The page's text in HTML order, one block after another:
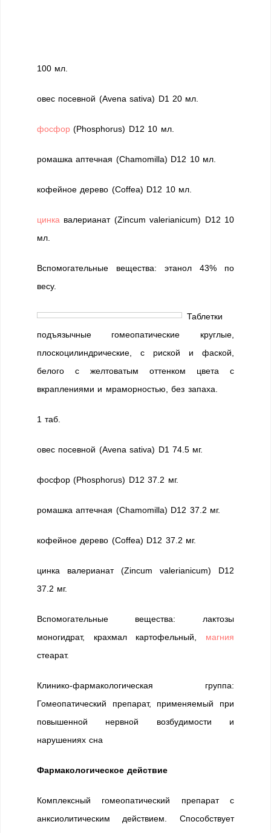
100 мл.
овес посевной (Avena sativa) D1 20 мл.
фосфор (Phosphorus) D12 10 мл.
ромашка аптечная (Chamomilla) D12 10 мл.
кофейное дерево (Coffea) D12 10 мл.
цинка валерианат (Zincum valerianicum) D12 10
мл.
Вспомогательные вещества: этанол 43% по
весу.
Таблетки
подъязычные гомеопатические круглые,
плоскоцилиндрические, с риской и фаской,
белого с желтоватым оттенком цвета с
вкраплениями и мраморностью, без запаха.
1 таб.
овес посевной (Avena sativa) D1 74.5 мг.
фосфор (Phosphorus) D12 37.2 мг.
ромашка аптечная (Chamomilla) D12 37.2 мг.
кофейное дерево (Coffea) D12 37.2 мг.
цинка валерианат (Zincum valerianicum) D12
37.2 мг.
Вспомогательные вещества: лактозы
моногидрат, крахмал картофельный, магния
стеарат.
Клинико-фармакологическая группа:
Гомеопатический препарат, применяемый при
повышенной нервной возбудимости и
нарушениях сна
Фармакологическое действие
Комплексный гомеопатический препарат с
анксиолитическим действием. Способствует